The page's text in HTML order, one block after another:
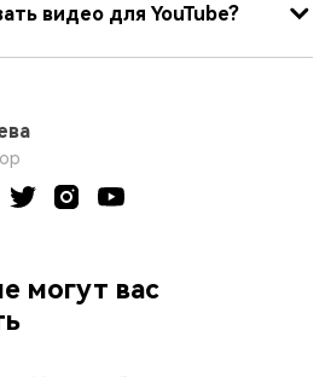
видео для YouTube?
могут вас